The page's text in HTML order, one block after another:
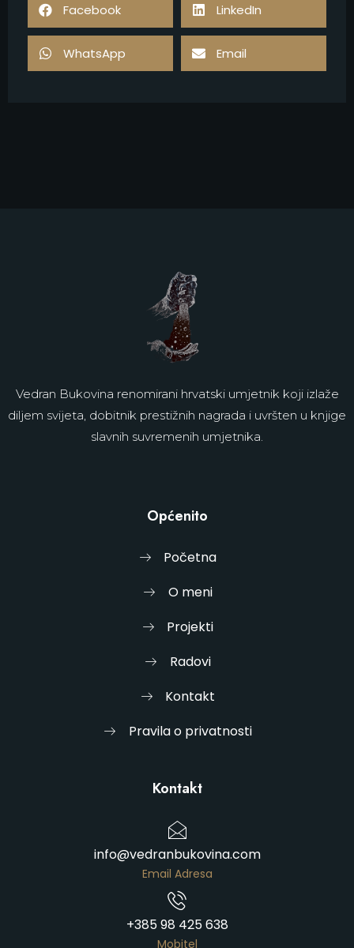
Facebook LinkedIn
WhatsApp Email
Vedran Bukovina renomirani hrvatski umjetnik koji izlaže
diljem svijeta, dobitnik prestižnih nagrada i uvršten u knjige
slavnih suvremenih umjetnika.
Općenito
Početna
O meni
Projekti
Radovi
Kontakt
Pravila o privatnosti
Kontakt
info@vedranbukovina.com
Email Adresa
+385 98 425 638
Mobitel